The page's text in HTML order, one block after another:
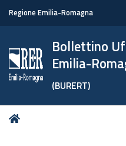
Regione Emilia-Romagna
Bollettino
Emilia-
(BURERT)
Tu